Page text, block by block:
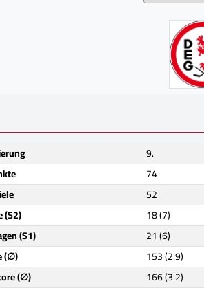
9.
74
52
(S2)
18 (7)
(S1)
21 (6)
(∅)
153 (2.9)
(∅)
166 (3.2)